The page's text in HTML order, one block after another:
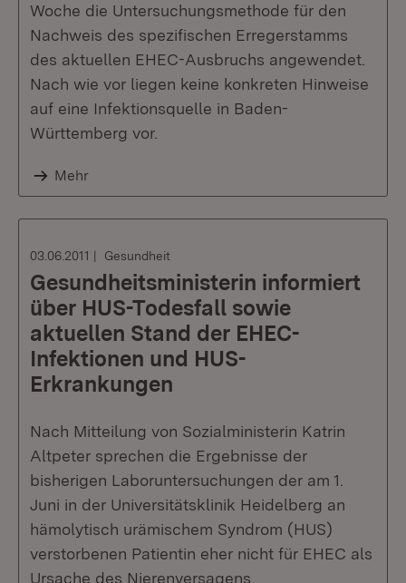
Woche die Untersuchungsmethode für den
Nachweis des spezifischen Erregerstamms
des aktuellen EHEC-Ausbruchs angewendet.
Nach wie vor liegen keine konkreten Hinweise
auf eine Infektionsquelle in Baden-
Württemberg vor.
Mehr
03.06.2011 Gesundheit
Gesundheitsministerin informiert
über HUS-Todesfall sowie
aktuellen Stand der EHEC-
Infektionen und HUS-
Erkrankungen
Nach Mitteilung von Sozialministerin Katrin
Altpeter sprechen die Ergebnisse der
bisherigen Laboruntersuchungen der am 1.
Juni in der Universitätsklinik Heidelberg an
hämolytisch urämischem Syndrom (HUS)
verstorbenen Patientin eher nicht für EHEC als
Ursache des Nierenversagens.